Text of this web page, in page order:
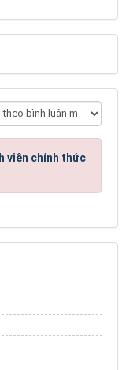
viên chính thức